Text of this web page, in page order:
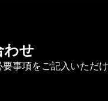
わせ
事項をご記入いただ